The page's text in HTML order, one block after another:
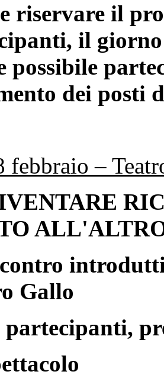
riservare il
il giorno
possibile
dei posti
febbraio –
Gallo